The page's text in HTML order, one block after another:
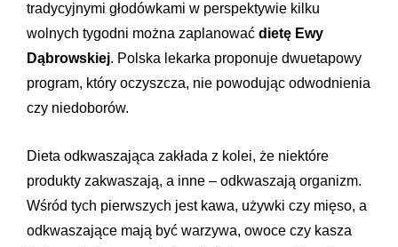
tradycyjnymi głodówkami w perspektywie kilku
wolnych tygodni można zaplanować dietę Ewy
Dąbrowskiej. Polska lekarka proponuje dwuetapowy
program, który oczyszcza, nie powodując odwodnienia
czy niedoborów.
Dieta odkwaszająca zakłada z kolei, że niektóre
produkty zakwaszają, a inne – odkwaszają organizm.
Wśród tych pierwszych jest kawa, używki czy mięso, a
odkwaszające mają być warzywa, owoce czy kasza